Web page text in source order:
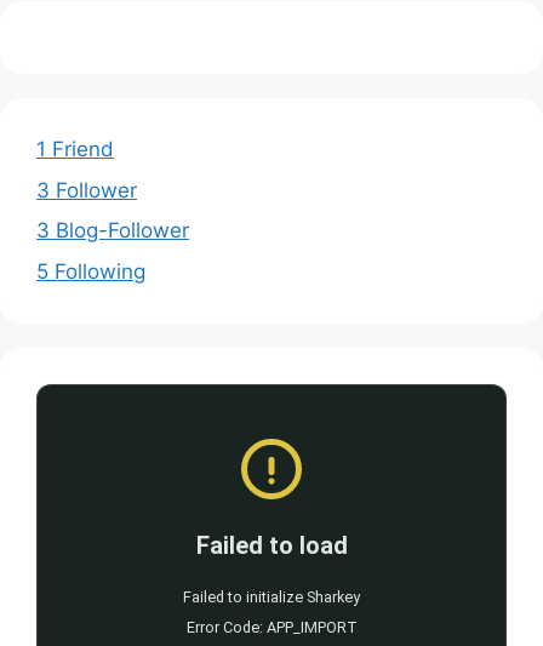
1 Friend
3 Follower
3 Blog-Follower
5 Following